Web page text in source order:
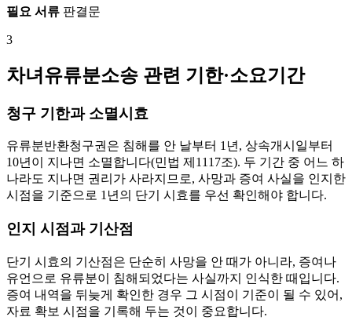
필요 서류 판결문
3
차녀유류분소송 관련 기한·소요기간
청구 기한과 소멸시효
유류분반환청구권은 침해를 안 날부터 1년, 상속개시일부터
10년이 지나면 소멸합니다(민법 제1117조). 두 기간 중 어느 하
나라도 지나면 권리가 사라지므로, 사망과 증여 사실을 인지한
시점을 기준으로 1년의 단기 시효를 우선 확인해야 합니다.
인지 시점과 기산점
단기 시효의 기산점은 단순히 사망을 안 때가 아니라, 증여나
유언으로 유류분이 침해되었다는 사실까지 인식한 때입니다.
증여 내역을 뒤늦게 확인한 경우 그 시점이 기준이 될 수 있어,
자료 확보 시점을 기록해 두는 것이 중요합니다.